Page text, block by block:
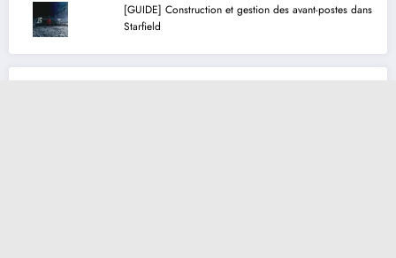
[GUIDE] Construction et gestion des avant-postes dans
Starfield